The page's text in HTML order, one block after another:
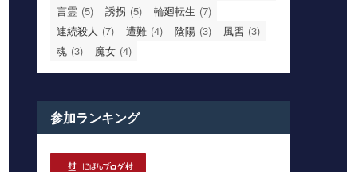
言霊 (5) 誘拐 (5) 輪廻転生 (7)
連続殺人 (7) 遭難 (4) 陰陽 (3) 風習 (3)
魂 (3) 魔女 (4)
参加ランキング